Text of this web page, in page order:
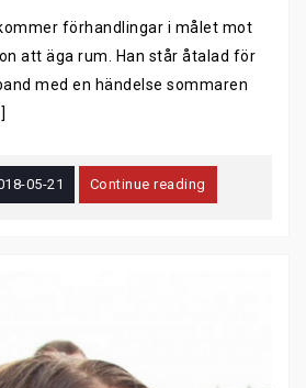
förhandlingar i målet mot
att äga rum. Han står åtalad för
med en händelse sommaren
05-21 Continue reading